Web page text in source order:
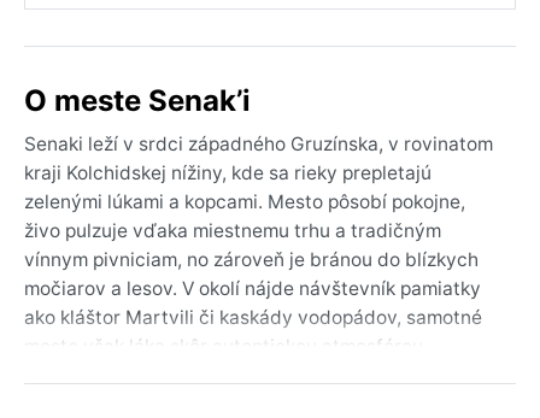
O meste Senak’i
Senaki leží v srdci západného Gruzínska, v rovinatom
kraji Kolchidskej nížiny, kde sa rieky prepletajú
zelenými lúkami a kopcami. Mesto pôsobí pokojne,
živo pulzuje vďaka miestnemu trhu a tradičným
vínnym pivniciam, no zároveň je bránou do blízkych
močiarov a lesov. V okolí nájde návštevník pamiatky
ako kláštor Martvili či kaskády vodopádov, samotné
mesto však láka skôr autentickou atmosférou